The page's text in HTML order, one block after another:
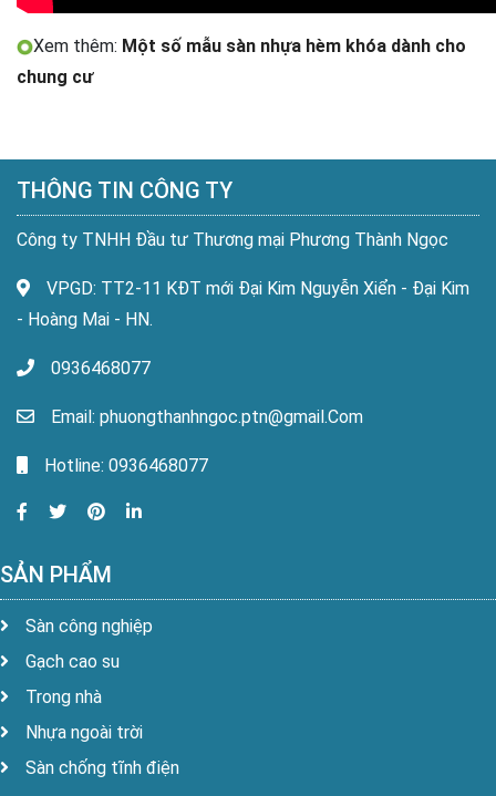
Xem thêm: Một số mẫu sàn nhựa hèm khóa dành cho
chung cư
THÔNG TIN CÔNG TY
Công ty TNHH Đầu tư Thương mại Phương Thành Ngọc
VPGD: TT2-11 KĐT mới Đại Kim Nguyễn Xiển - Đại Kim
- Hoàng Mai - HN.
0936468077
Email: phuongthanhngoc.ptn@gmail.Com
Hotline: 0936468077
SẢN PHẨM
Sàn công nghiệp
Gạch cao su
Trong nhà
Nhựa ngoài trời
Sàn chống tĩnh điện